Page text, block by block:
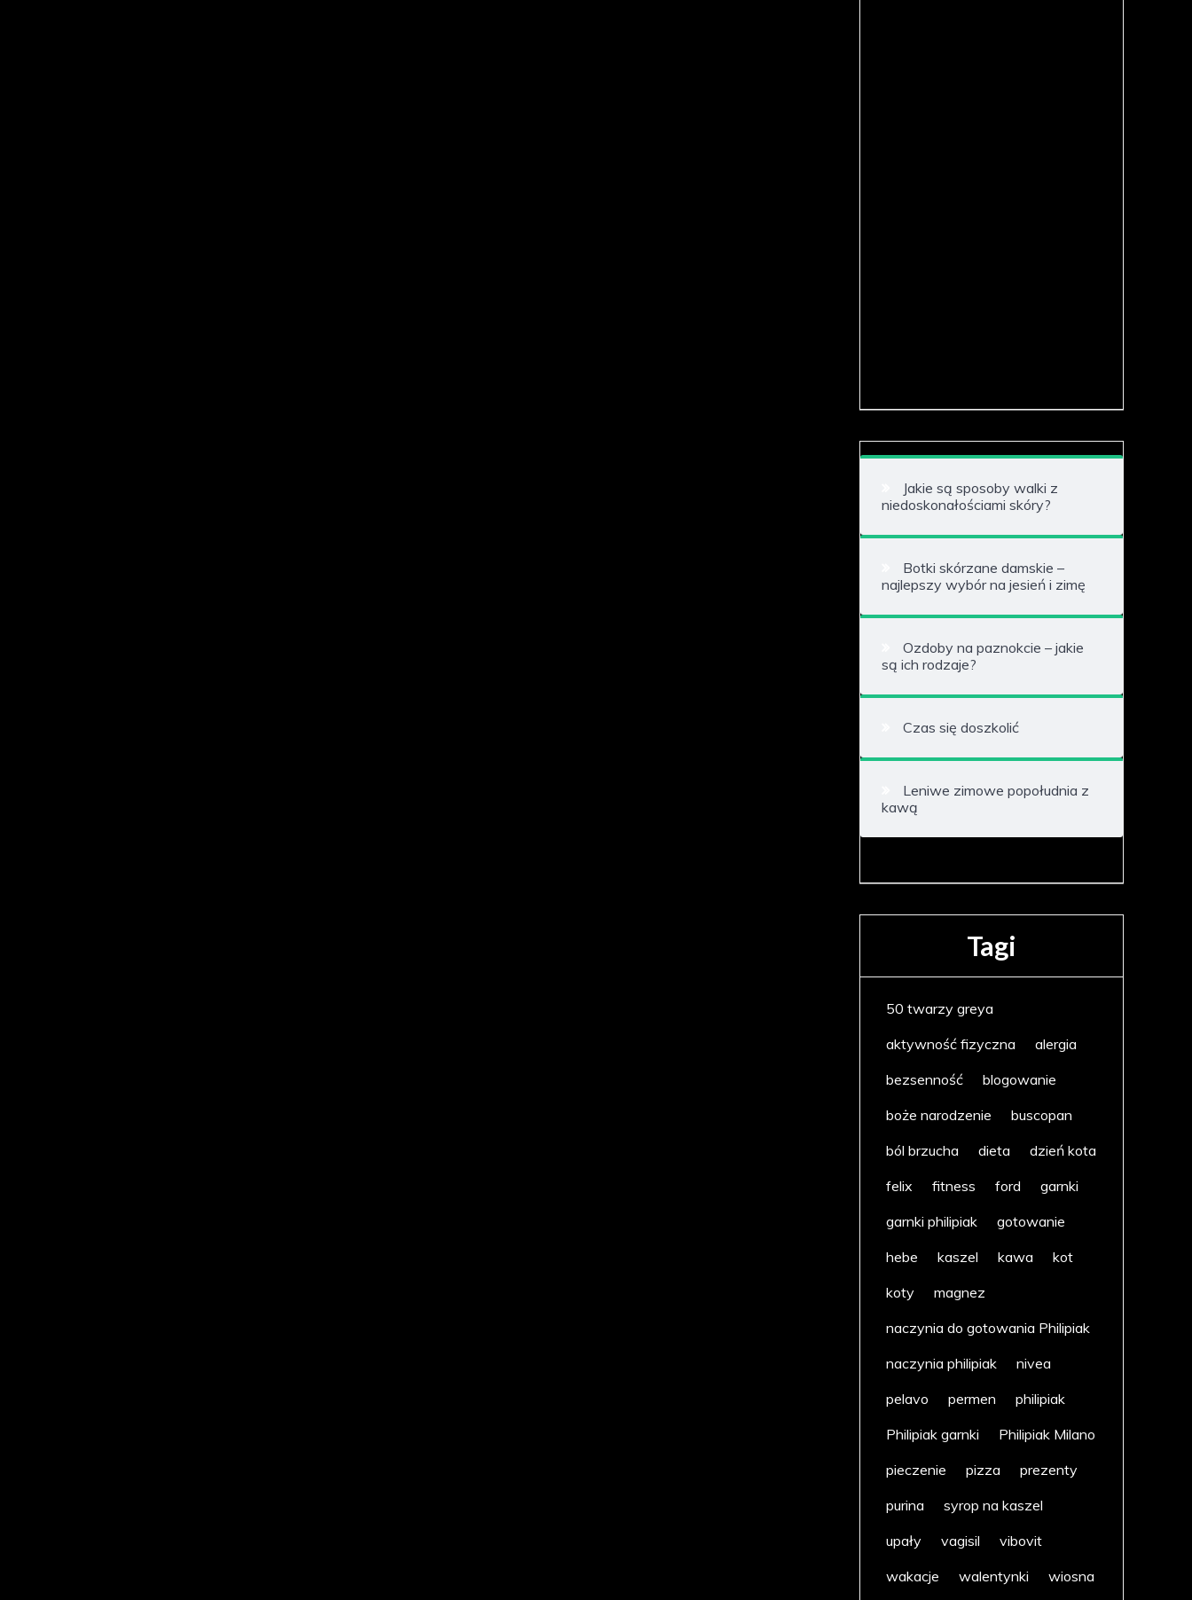
Jakie są sposoby walki z
niedoskonałościami skóry?
Botki skórzane damskie –
najlepszy wybór na jesień i zimę
Ozdoby na paznokcie – jakie
są ich rodzaje?
Czas się doszkolić
Leniwe zimowe popołudnia z
kawą
Tagi
50 twarzy greya
aktywność fizyczna
alergia
bezsenność
blogowanie
boże narodzenie
buscopan
ból brzucha
dieta
dzień kota
felix
fitness ford
garnki
garnki philipiak
gotowanie
hebe
kaszel kawa
kot
koty
magnez
naczynia do gotowania Philipiak
naczynia philipiak
nivea
pelavo
permen
philipiak
Philipiak garnki
Philipiak Milano
pieczenie
pizza
prezenty
purina
syrop na kaszel
upały
vagisil
vibovit
wakacje
walentynki wiosna